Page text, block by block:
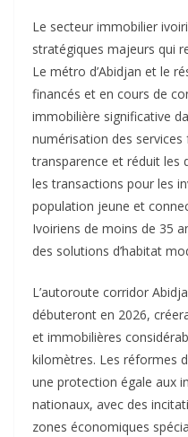
Le secteur immobilier
stratégiques majeurs qui
Le métro d’Abidjan et le
financés et en cours de
immobilière significative
numérisation des
transparence et réduit les
les transactions pour les
population jeune et
Ivoiriens de moins de 35
des solutions d’habitat
L’autoroute corridor
débuteront en 2026,
et immobilières
kilomètres. Les réformes
une protection égale aux
nationaux, avec des
zones économiques